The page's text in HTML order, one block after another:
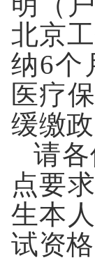
北京
纳6个
医疗
缓缴
请
点要
生本
试资格